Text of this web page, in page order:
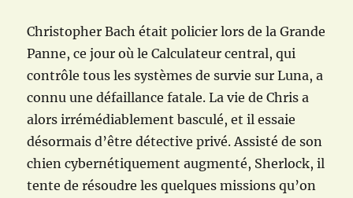
Christopher Bach était policier lors de la Grande
Panne, ce jour où le Calculateur central, qui
contrôle tous les systèmes de survie sur Luna, a
connu une défaillance fatale. La vie de Chris a
alors irrémédiablement basculé, et il essaie
désormais d’être détective privé. Assisté de son
chien cybernétiquement augmenté, Sherlock, il
tente de résoudre les quelques missions qu’on